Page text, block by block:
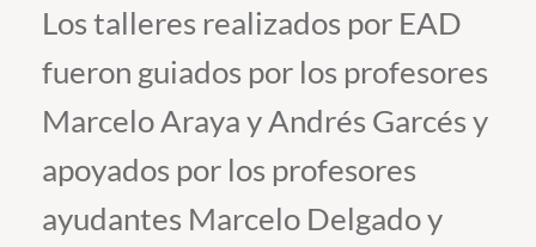
Admisión
Pregrado
Formación Continua
Los talleres realizados por EAD
fueron guiados por los profesores
Marcelo Araya y Andrés Garcés y
apoyados por los profesores
ayudantes Marcelo Delgado y